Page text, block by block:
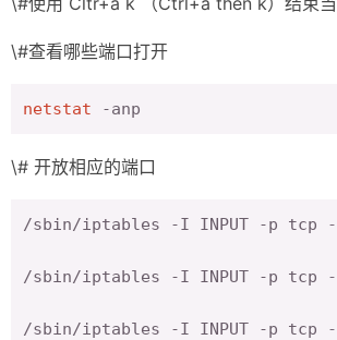
\#查看哪些端口打开
netstat
\# 开放相应的端口
/sbin/iptables -I INPUT -p tcp
/sbin/iptables -I INPUT -p tcp
/sbin/iptables -I INPUT -p tcp